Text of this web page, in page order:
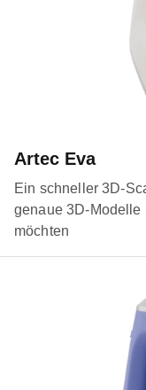
Artec Eva
Ein schneller 3D-
genaue 3D-Modelle
möchten